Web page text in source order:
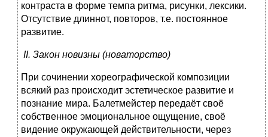
контраста в форме темпа ритма, рисунки, лексики.
Отсутствие длиннот, повторов, т.е. постоянное
развитие.
II. Закон новизны (новаторство)
При сочинении хореографической композиции
всякий раз происходит эстетическое развитие и
познание мира. Балетмейстер передаёт своё
собственное эмоциональное ощущение, своё
видение окружающей действительности, через